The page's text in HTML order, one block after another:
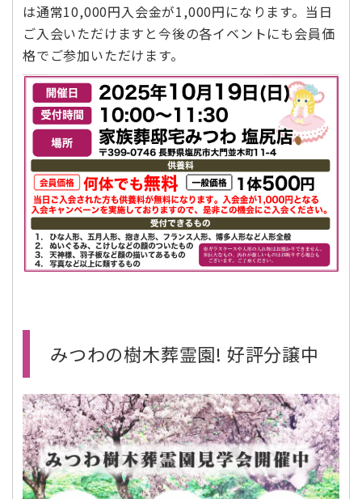
は通常10,000円入会金が1,000円になります。当日
ご入会いただけますと今後の各イベントにも会員価
格でご参加いただけます。
みつわの樹木葬霊園! 好評分譲中